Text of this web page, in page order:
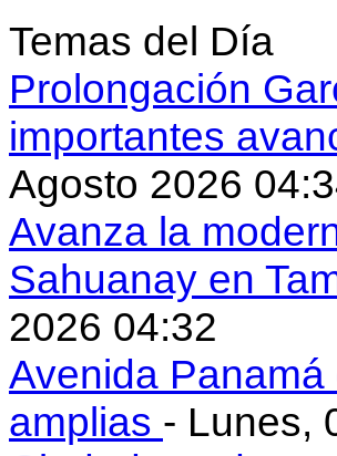
Temas del Día
Prolongación
importantes
Agosto 2026
Avanza la
Sahuanay en
2026 04:32
Avenida
amplias - Lunes,